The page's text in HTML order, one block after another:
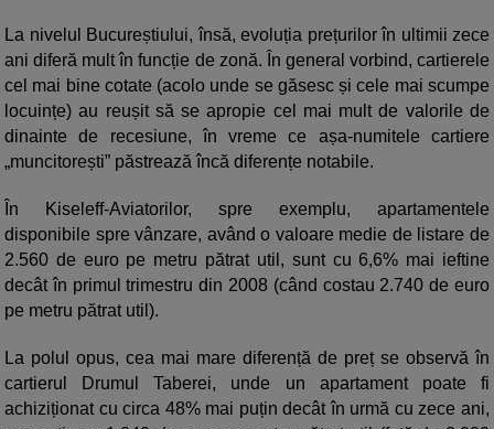
La nivelul Bucureștiului, însă, evoluția prețurilor în ultimii zece
ani diferă mult în funcție de zonă. În general vorbind, cartierele
cel mai bine cotate (acolo unde se găsesc și cele mai scumpe
locuințe) au reușit să se apropie cel mai mult de valorile de
dinainte de recesiune, în vreme ce așa-numitele cartiere
„muncitorești” păstrează încă diferențe notabile.
În Kiseleff-Aviatorilor, spre exemplu, apartamentele
disponibile spre vânzare, având o valoare medie de listare de
2.560 de euro pe metru pătrat util, sunt cu 6,6% mai ieftine
decât în primul trimestru din 2008 (când costau 2.740 de euro
pe metru pătrat util).
La polul opus, cea mai mare diferență de preț se observă în
cartierul Drumul Taberei, unde un apartament poate fi
achiziționat cu circa 48% mai puțin decât în urmă cu zece ani,